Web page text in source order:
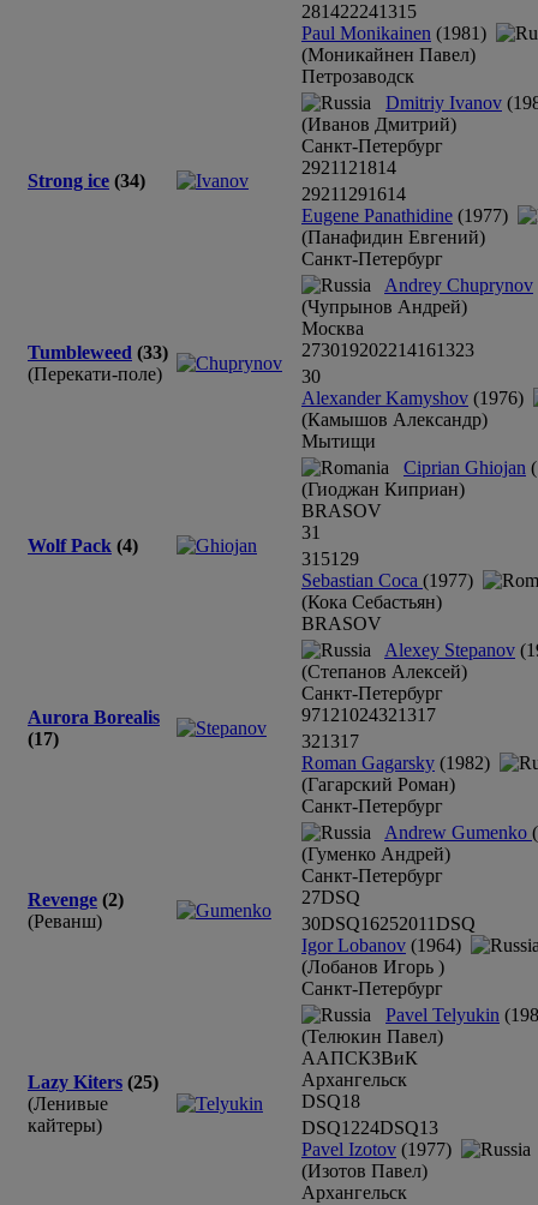
281422241315
Paul Monikainen (1981)
(Моникайнен Павел)
Петрозаводск
Strong ice (34)
Dmitriy Ivanov
(Иванов Дмитрий)
Санкт-Петербург
2921121814
29211291614
Eugene Panathidine (1977)
(Панафидин Евгений)
Санкт-Петербург
Tumbleweed (33)
(Перекати-поле)
Andrey Chuprynov
(Чупрынов Андрей)
Москва
273019202214161323
30
Alexander Kamyshov (1976)
(Камышов Александр)
Мытищи
Wolf Pack (4)
Ciprian Ghiojan
(Гиоджан Киприан)
BRASOV
31
31 5129
Sebastian Coca (1977)
(Кока Себастьян)
BRASOV
Aurora Borealis
(17)
Alexey Stepanov
(Степанов Алексей)
Санкт-Петербург
97121024321317
321317
Roman Gagarsky (1982)
(Гагарский Роман)
Санкт-Петербург
Revenge (2)
(Реванш)
Andrew Gumenko
(Гуменко Андрей)
Санкт-Петербург
27DSQ
30DSQ16252011DSQ
Igor Lobanov (1964)
(Лобанов Игорь )
Санкт-Петербург
Lazy Kiters (25)
(Ленивые
кайтеры)
Pavel Telyukin
(Телюкин Павел)
ААПСКЗВиК
Архангельск
DSQ18
DSQ1224DSQ13
Pavel Izotov (1977)
(Изотов Павел)
Архангельск